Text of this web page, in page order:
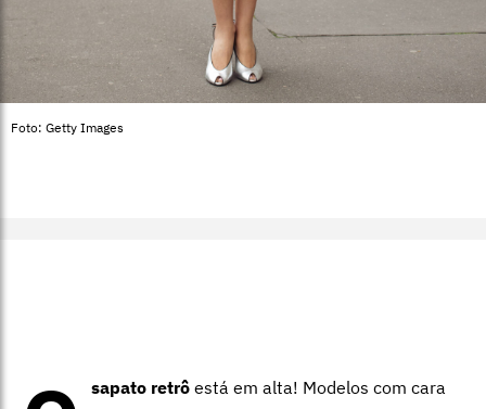
Foto: Getty Images
sapato retrô está em alta! Modelos com cara